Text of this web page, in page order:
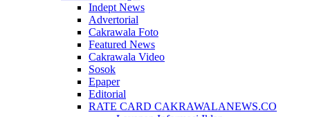
Indept News
Advertorial
Cakrawala Foto
Featured News
Cakrawala Video
Sosok
Epaper
Editorial
RATE CARD CAKRAWALANEWS.CO